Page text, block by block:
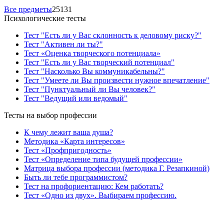
Все предметы25131
Психологические тесты
Тест "Есть ли у Вас склонность к деловому риску?"
Тест "Активен ли ты?"
Тест «Оценка творческого потенциала»
Тест "Есть ли у Вас творческий потенциал"
Тест "Насколько Вы коммуникабельны?"
Тест "Умеете ли Вы произвести нужное впечатление"
Тест "Пунктуальный ли Вы человек?"
Тест "Ведущий или ведомый"
Тесты на выбор профессии
К чему лежит ваша душа?
Методика «Карта интересов»
Тест «Профпригодность»
Тест «Определение типа будущей профессии»
Матрица выбора профессии (методика Г. Резапкиной)
Быть ли тебе программистом?
Тест на профориентацию: Кем работать?
Тест «Одно из двух». Выбираем профессию.